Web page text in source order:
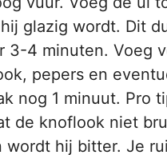
glazig wordt. Dit
3-4 minuten. Voeg
pepers en
nog 1 minuut. Pro
de knoflook niet
wordt hij bitter. Je